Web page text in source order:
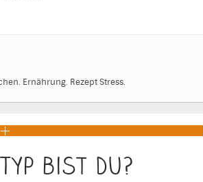
Ernährung. Rezept Stress.
bist Du?